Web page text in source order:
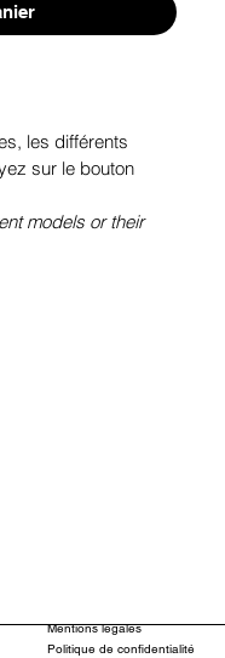
les différents
sur le bouton
models or their
Mentions légales
Politique de confidentialité